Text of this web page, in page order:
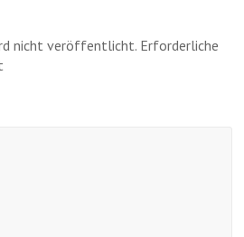
nicht veröffentlicht. Erforderliche